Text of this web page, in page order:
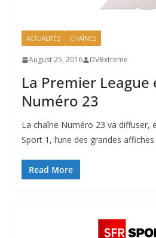
ACTUALITÉS CHAÎNES
August 25, 2016 DVBxtreme
La Premier League
Numéro 23
La chaîne Numéro 23 va diffuser,
Sport 1, l’une des grandes
Read More